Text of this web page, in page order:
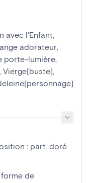
avec l'Enfant
ange adorateur
porte-lumière
Vierge[buste]
: part. doré
forme de